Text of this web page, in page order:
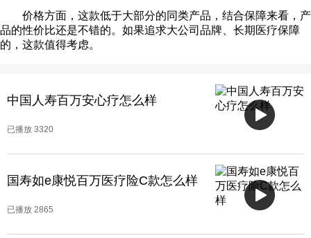
价格方面，这款低于大部分的同类产品，结合保障来看，产
品的性价比还是不错的。如果追求大公司品牌、长期医疗保障
的，这款值得考虑。
中国人寿百万安心疗怎么样
已播放 3320
国寿如e康悦百万医疗险C款怎么样
已播放 2865